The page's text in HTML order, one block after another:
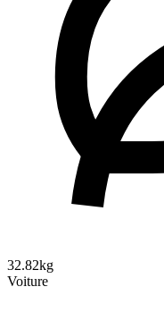
32.82kg
Voiture